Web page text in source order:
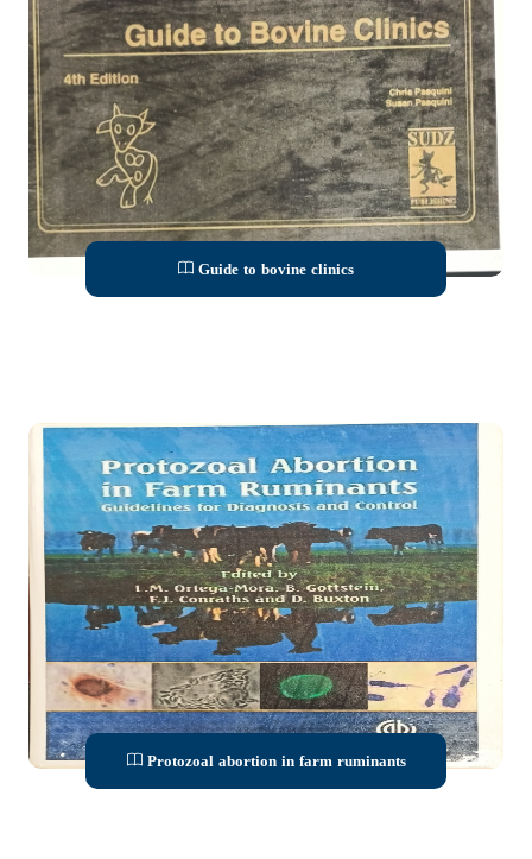
Guide to bovine clinics
Protozoal abortion in farm ruminants